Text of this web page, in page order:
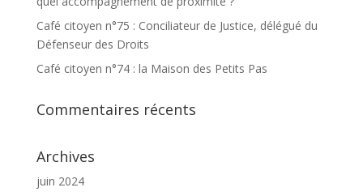
Café citoyen n°75 : Conciliateur de Justice, délégué du
Défenseur des Droits
Café citoyen n°74 : la Maison des Petits Pas
Commentaires récents
Archives
juin 2024